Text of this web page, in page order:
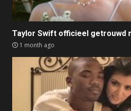
Taylor Swift officieel getrouwd
1 month ago